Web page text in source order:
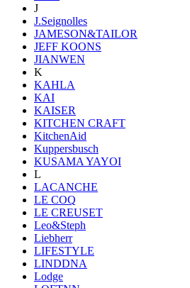
J
J.Seignolles
JAMESON&TAILOR
JEFF KOONS
JIANWEN
K
KAHLA
KAI
KAISER
KITCHEN CRAFT
KitchenAid
Kuppersbusch
KUSAMA YAYOI
L
LACANCHE
LE COQ
LE CREUSET
Leo&Steph
Liebherr
LIFESTYLE
LINDDNA
Lodge